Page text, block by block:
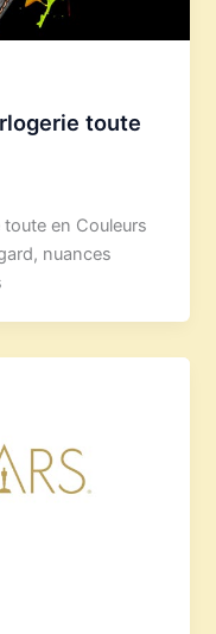
toute
toute en Couleurs
nuances